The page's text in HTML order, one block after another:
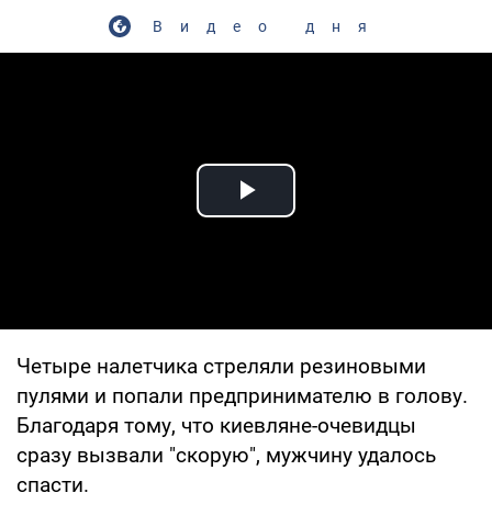
Видео дня
Play Video
Четыре налетчика стреляли резиновыми
пулями и попали предпринимателю в голову.
Благодаря тому, что киевляне-очевидцы
сразу вызвали "скорую", мужчину удалось
спасти.